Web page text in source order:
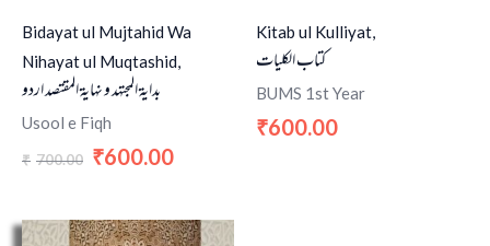
Bidayat ul Mujtahid Wa
Nihayat ul Muqtashid,
بدایۃ المجتہد و نہایۃ المقتصد اردو
Usool e Fiqh
₹ 700.00 ₹600.00
Kitab ul Kulliyat,
کتاب الکلیات
BUMS 1st Year
₹600.00